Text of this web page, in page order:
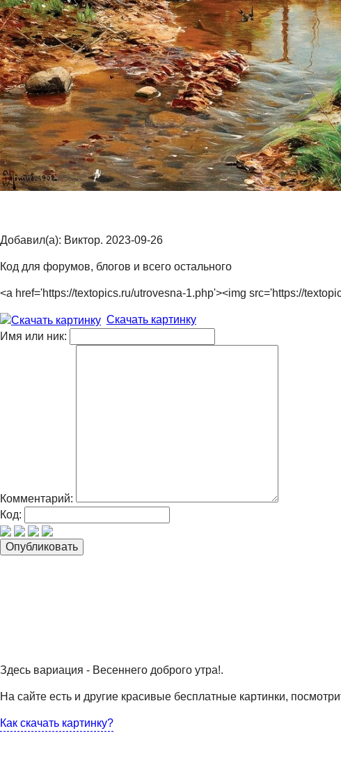
Добавил(а): Виктор. 2023-09-26
Код для форумов, блогов и всего остального
<a href='https://textopics.ru/utrovesna-1.php'><img src='https://
Скачать картинку
Имя или ник:
Комментарий:
Код:
Здесь вариация - Весеннего доброго утра!.
На сайте есть и другие красивые бесплатные картинки,
Как скачать картинку?